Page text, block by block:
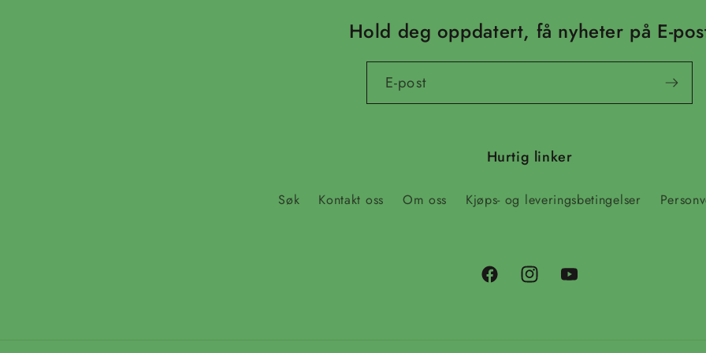
Hold deg oppdatert, få nyheter på E-
E-post
Hurtig linker
Søk Kontakt oss Om oss Kjøps- og leveringsbetingelser
FacebookInstagramYouTube